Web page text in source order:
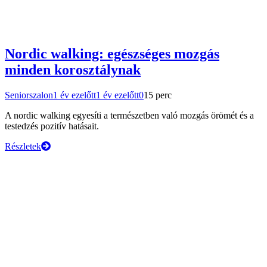
Nordic walking: egészséges mozgás
minden korosztálynak
Seniorszalon1 év ezelőtt1 év ezelőtt015 perc
A nordic walking egyesíti a természetben való mozgás örömét és a
testedzés pozitív hatásait.
Részletek